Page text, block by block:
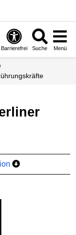
Barrierefrei Suche Menü